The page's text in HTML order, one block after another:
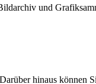
und
hinaus können